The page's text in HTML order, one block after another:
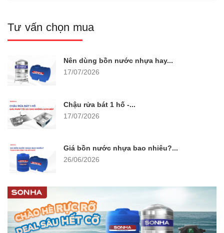
Tư vấn chọn mua
Nên dùng bồn nước nhựa hay...
17/07/2026
Chậu rửa bát 1 hố -...
17/07/2026
Giá bồn nước nhựa bao nhiêu?...
26/06/2026